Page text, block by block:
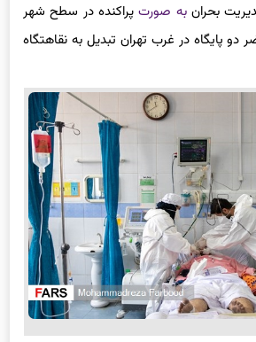
بحرانبه صورتپراکنده در سطح شهر
دو پایگاه در غرب تهران تبدیل به نقاهتگاه